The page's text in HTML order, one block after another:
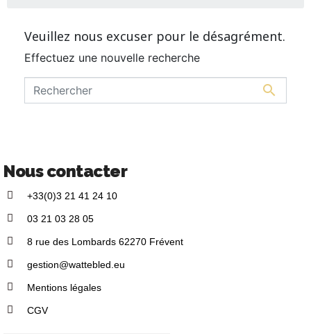
Veuillez nous excuser pour le désagrément.
Effectuez une nouvelle recherche

Nous contacter
+33(0)3 21 41 24 10
03 21 03 28 05
8 rue des Lombards 62270 Frévent
gestion@wattebled.eu
Mentions légales
CGV